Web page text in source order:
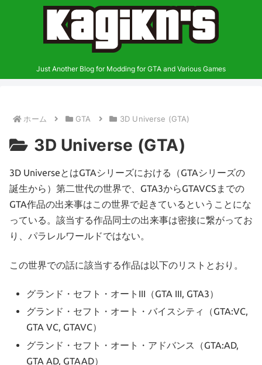
Just Another Blog for Modding for GTA and Various Games
ホーム GTA 3D Universe (GTA)
3D Universe (GTA)
3D UniverseとはGTAシリーズにおける（GTAシリーズの
誕生から）第二世代の世界で、GTA3からGTAVCSまでの
GTA作品の出来事はこの世界で起きているということにな
っている。該当する作品同士の出来事は密接に繋がってお
り、パラレルワールドではない。
この世界での話に該当する作品は以下のリストとおり。
グランド・セフト・オートIII（GTA III, GTA3）
グランド・セフト・オート・バイスシティ（GTA:VC,
GTA VC, GTAVC）
グランド・セフト・オート・アドバンス（GTA:AD,
GTA AD, GTAAD）